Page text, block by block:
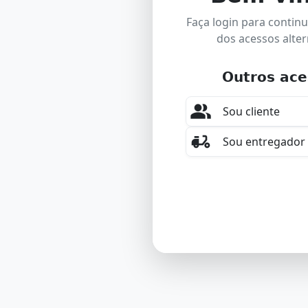
Faça login para
dos acessos
Outros
people_alt Sou cliente
delivery_dining Sou entregador